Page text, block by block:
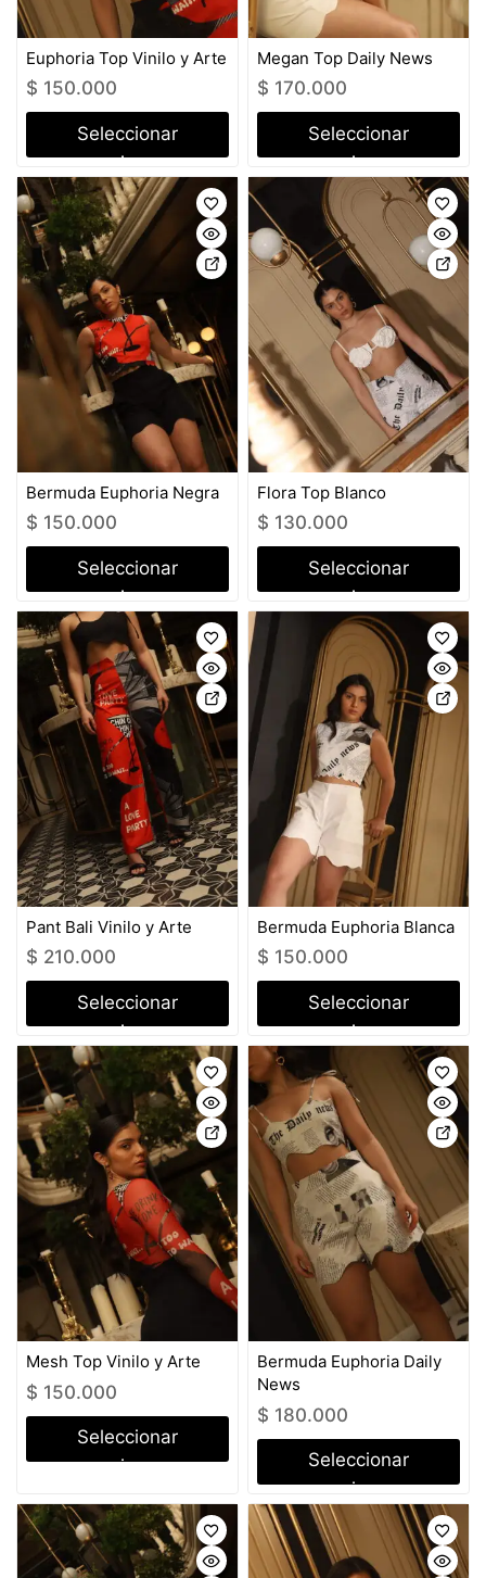
Euphoria Top Vinilo y Arte
$ 150.000
Seleccionar
opciones
Megan Top Daily News
$ 170.000
Seleccionar
opciones
Bermuda Euphoria Negra
$ 150.000
Seleccionar
opciones
Flora Top Blanco
$ 130.000
Seleccionar
opciones
Pant Bali Vinilo y Arte
$ 210.000
Seleccionar
opciones
Bermuda Euphoria Blanca
$ 150.000
Seleccionar
opciones
Mesh Top Vinilo y Arte
$ 150.000
Seleccionar
opciones
Bermuda Euphoria Daily
News
$ 180.000
Seleccionar
opciones